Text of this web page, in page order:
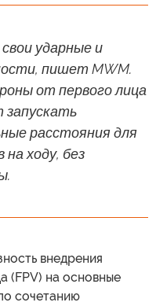
ударные и
пишет MWM.
от первого лица
запускать
расстояния для
на ходу, без
внедрения
(FPV) на основные
сочетанию